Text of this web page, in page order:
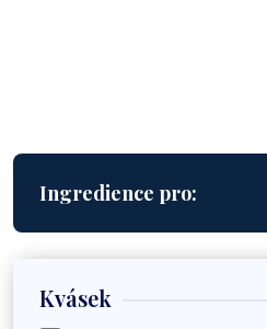
Ingredience pro:
Kvásek